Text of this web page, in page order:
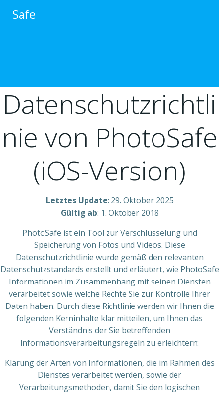
Safe
Datenschutzrichtli
nie von PhotoSafe
(iOS-Version)
Letztes Update: 29. Oktober 2025
Gültig ab: 1. Oktober 2018
PhotoSafe ist ein Tool zur Verschlüsselung und
Speicherung von Fotos und Videos. Diese
Datenschutzrichtlinie wurde gemäß den relevanten
Datenschutzstandards erstellt und erläutert, wie PhotoSafe
Informationen im Zusammenhang mit seinen Diensten
verarbeitet sowie welche Rechte Sie zur Kontrolle Ihrer
Daten haben. Durch diese Richtlinie werden wir Ihnen die
folgenden Kerninhalte klar mitteilen, um Ihnen das
Verständnis der Sie betreffenden
Informationsverarbeitungsregeln zu erleichtern:
Klärung der Arten von Informationen, die im Rahmen des
Dienstes verarbeitet werden, sowie der
Verarbeitungsmethoden, damit Sie den logischen